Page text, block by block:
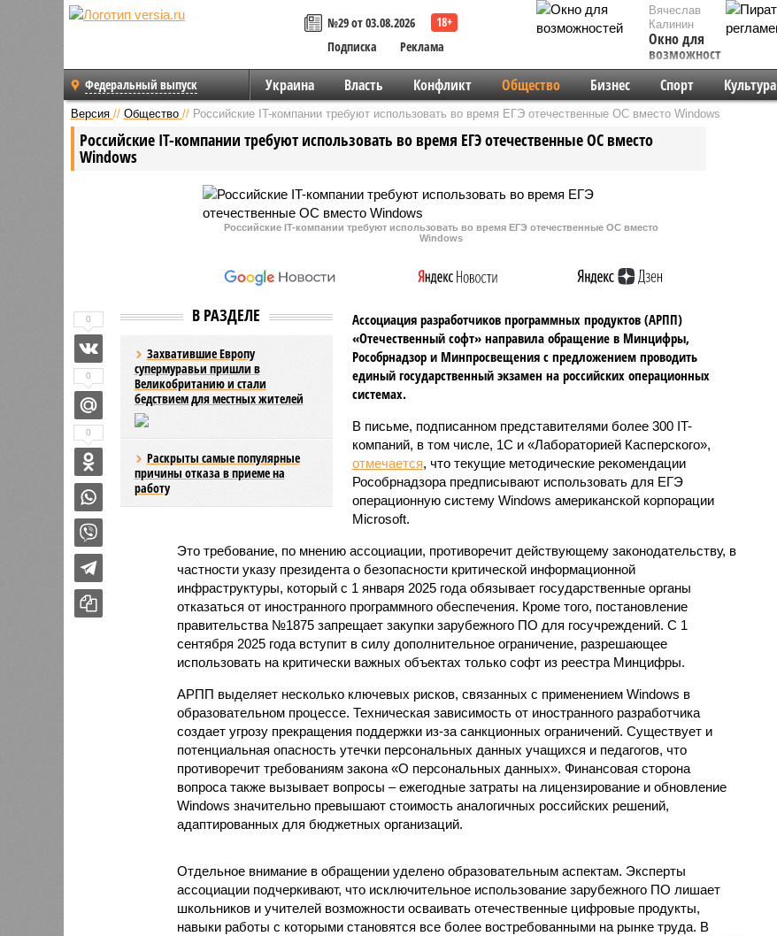
№29 от 03.08.2026
Подписка
Реклама
Вячеслав
Калинин
Окно для
возможностей
Федеральный выпуск Украина Власть Конфликт Общество Бизнес Спорт Культура
Версия // Общество // Российские IT-компании требуют использовать во время ЕГЭ отечественные ОС вместо Windows
Российские IT-компании требуют использовать во время ЕГЭ отечественные ОС вместо
Windows
Российские IT-компании требуют использовать во время ЕГЭ отечественные ОС вместо
Windows
В РАЗДЕЛЕ
Захватившие Европу
супермуравьи пришли в
Великобританию и стали
бедствием для местных жителей
Раскрыты самые популярные
причины отказа в приеме на
работу
Ассоциация разработчиков программных продуктов (АРПП)
«Отечественный софт» направила обращение в Минцифры,
Рособрнадзор и Минпросвещения с предложением проводить
единый государственный экзамен на российских операционных
системах.
В письме, подписанном представителями более 300 IT-
компаний, в том числе, 1С и «Лабораторией Касперского»,
отмечается, что текущие методические рекомендации
Рособрнадзора предписывают использовать для ЕГЭ
операционную систему Windows американской корпорации
Microsoft.
Это требование, по мнению ассоциации, противоречит действующему законодательству, в
частности указу президента о безопасности критической информационной
инфраструктуры, который с 1 января 2025 года обязывает государственные органы
отказаться от иностранного программного обеспечения. Кроме того, постановление
правительства №1875 запрещает закупки зарубежного ПО для госучреждений. С 1
сентября 2025 года вступит в силу дополнительное ограничение, разрешающее
использовать на критически важных объектах только софт из реестра Минцифры.
АРПП выделяет несколько ключевых рисков, связанных с применением Windows в
образовательном процессе. Техническая зависимость от иностранного разработчика
создает угрозу прекращения поддержки из-за санкционных ограничений. Существует и
потенциальная опасность утечки персональных данных учащихся и педагогов, что
противоречит требованиям закона «О персональных данных». Финансовая сторона
вопроса также вызывает вопросы – ежегодные затраты на лицензирование и обновление
Windows значительно превышают стоимость аналогичных российских решений,
адаптированных для бюджетных организаций.
Отдельное внимание в обращении уделено образовательным аспектам. Эксперты
ассоциации подчеркивают, что исключительное использование зарубежного ПО лишает
школьников и учителей возможности осваивать отечественные цифровые продукты,
навыки работы с которыми становятся все более востребованными на рынке труда. В
0
0
0